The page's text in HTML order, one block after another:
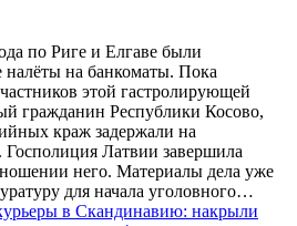
по Риге и Елгаве были
налёты на банкоматы. Пока
этой гастролирующей
гражданин Республики Косово,
краж задержали на
Латвии завершила
него. Материалы дела уже
для начала уголовного…